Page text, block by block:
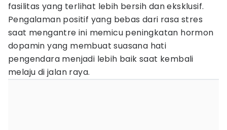
fasilitas yang terlihat lebih bersih dan eksklusif.
Pengalaman positif yang bebas dari rasa stres
saat mengantre ini memicu peningkatan hormon
dopamin yang membuat suasana hati
pengendara menjadi lebih baik saat kembali
melaju di jalan raya.